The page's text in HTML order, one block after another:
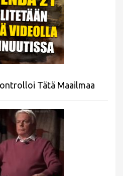
Tätä Maailmaa